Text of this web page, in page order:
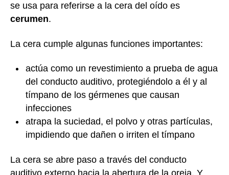
se usa para referirse a la cera del oído es
cerumen.
La cera cumple algunas funciones importantes:
actúa como un revestimiento a prueba de agua
del conducto auditivo, protegiéndolo a él y al
tímpano de los gérmenes que causan
infecciones
atrapa la suciedad, el polvo y otras partículas,
impidiendo que dañen o irriten el tímpano
La cera se abre paso a través del conducto
auditivo externo hacia la abertura de la oreja. Y